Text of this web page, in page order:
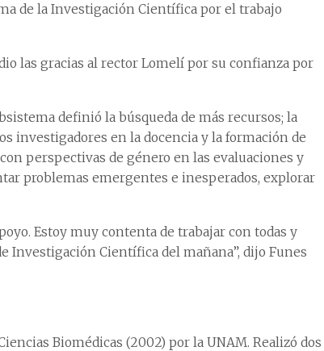
de la Investigación Científica por el trabajo
las gracias al rector Lomelí por su confianza por
definió la búsqueda de más recursos; la
investigadores en la docencia y la formación de
perspectivas de género en las evaluaciones y
problemas emergentes e inesperados, explorar
Estoy muy contenta de trabajar con todas y
Investigación Científica del mañana”, dijo Funes
Biomédicas (2002) por la UNAM. Realizó dos